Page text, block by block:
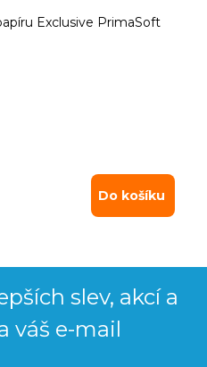
Exclusive PrimaSoft
Do košíku
slev, akcí a
váš e-mail